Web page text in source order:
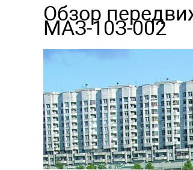
Обзор
МАЗ-10З-002